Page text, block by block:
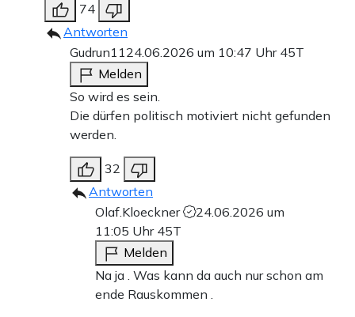
74
Antworten
Gudrun1124.06.2026 um 10:47 Uhr 45T
Melden
So wird es sein.
Die dürfen politisch motiviert nicht gefunden
werden.
32
Antworten
Olaf.Kloeckner
24.06.2026 um
11:05 Uhr 45T
Melden
Na ja . Was kann da auch nur schon am
ende Rauskommen .